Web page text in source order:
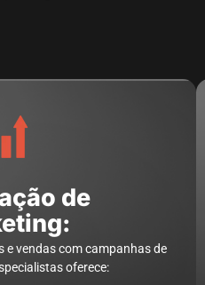
de
e vendas com campanhas de
oferece: